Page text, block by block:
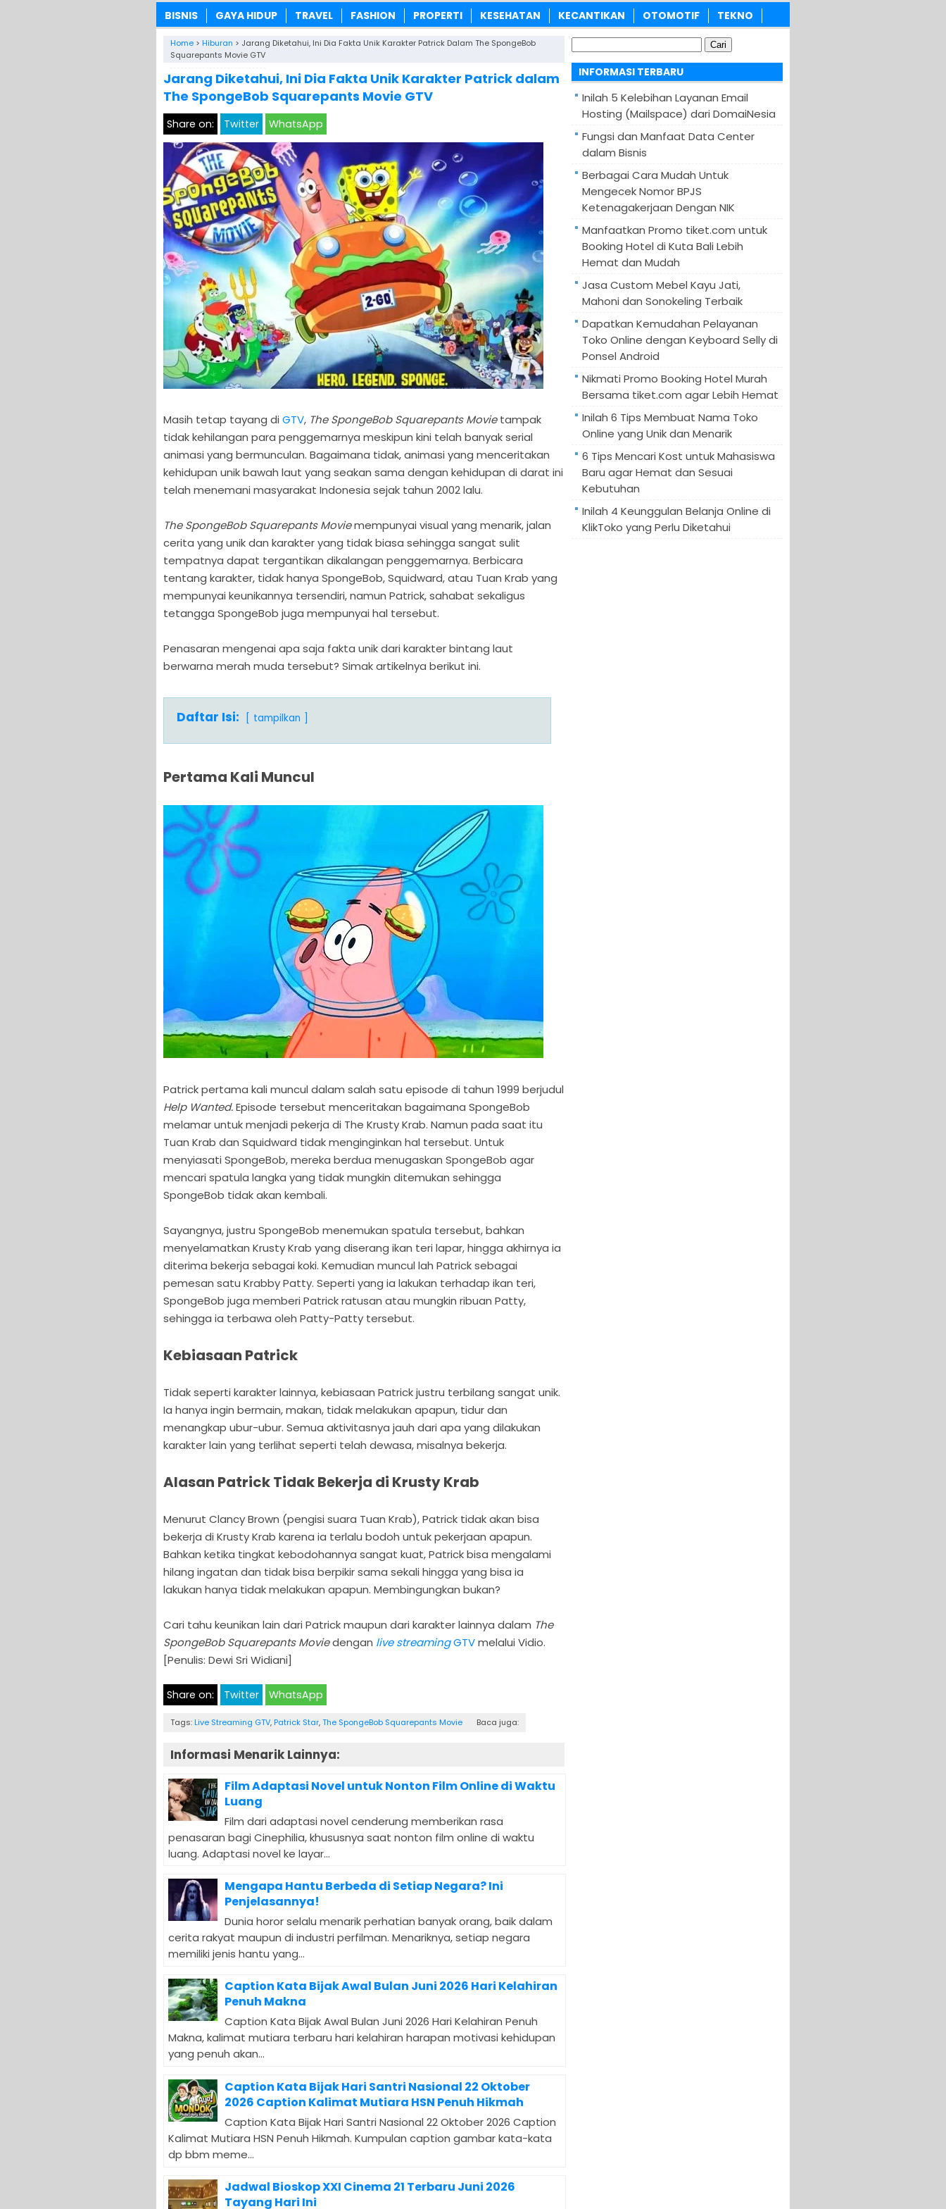
BISNIS GAYA HIDUP TRAVEL FASHION PROPERTI KESEHATAN KECANTIKAN OTOMOTIF TEKNO
Home > Hiburan > Jarang Diketahui, Ini Dia Fakta Unik Karakter Patrick Dalam The SpongeBob
Squarepants Movie GTV
Jarang Diketahui, Ini Dia Fakta Unik Karakter Patrick dalam
The SpongeBob Squarepants Movie GTV
Share on: Twitter WhatsApp
Masih tetap tayang di GTV, The SpongeBob Squarepants Movietampak
tidak kehilangan para penggemarnya meskipun kini telah banyak serial
animasi yang bermunculan. Bagaimana tidak, animasi yang menceritakan
kehidupan unik bawah laut yang seakan sama dengan kehidupan di darat ini
telah menemani masyarakat Indonesia sejak tahun 2002 lalu.
The SpongeBob Squarepants Moviemempunyai visual yang menarik, jalan
cerita yang unik dan karakter yang tidak biasa sehingga sangat sulit
tempatnya dapat tergantikan dikalangan penggemarnya. Berbicara
tentang karakter, tidak hanya SpongeBob, Squidward, atau Tuan Krab yang
mempunyai keunikannya tersendiri, namun Patrick, sahabat sekaligus
tetangga SpongeBob juga mempunyai hal tersebut.
Penasaran mengenai apa saja fakta unik dari karakter bintang laut
berwarna merah muda tersebut? Simak artikelnya berikut ini.
Daftar Isi: tampilkan
Pertama Kali Muncul
Patrick pertama kali muncul dalam salah satu episode di tahun 1999 berjudul
Help Wanted.Episode tersebut menceritakan bagaimana SpongeBob
melamar untuk menjadi pekerja di The Krusty Krab. Namun pada saat itu
Tuan Krab dan Squidward tidak menginginkan hal tersebut. Untuk
menyiasati SpongeBob, mereka berdua menugaskan SpongeBob agar
mencari spatula langka yang tidak mungkin ditemukan sehingga
SpongeBob tidak akan kembali.
Sayangnya, justru SpongeBob menemukan spatula tersebut, bahkan
menyelamatkan Krusty Krab yang diserang ikan teri lapar, hingga akhirnya ia
diterima bekerja sebagai koki. Kemudian muncul lah Patrick sebagai
pemesan satu Krabby Patty. Seperti yang ia lakukan terhadap ikan teri,
SpongeBob juga memberi Patrick ratusan atau mungkin ribuan Patty,
sehingga ia terbawa oleh Patty-Patty tersebut.
Kebiasaan Patrick
Tidak seperti karakter lainnya, kebiasaan Patrick justru terbilang sangat unik.
Ia hanya ingin bermain, makan, tidak melakukan apapun, tidur dan
menangkap ubur-ubur. Semua aktivitasnya jauh dari apa yang dilakukan
karakter lain yang terlihat seperti telah dewasa, misalnya bekerja.
Alasan Patrick Tidak Bekerja di Krusty Krab
Menurut Clancy Brown (pengisi suara Tuan Krab), Patrick tidak akan bisa
bekerja di Krusty Krab karena ia terlalu bodoh untuk pekerjaan apapun.
Bahkan ketika tingkat kebodohannya sangat kuat, Patrick bisa mengalami
hilang ingatan dan tidak bisa berpikir sama sekali hingga yang bisa ia
lakukan hanya tidak melakukan apapun. Membingungkan bukan?
Cari tahu keunikan lain dari Patrick maupun dari karakter lainnya dalam The
SpongeBob Squarepants Moviedengan live streamingGTVmelalui Vidio.
[Penulis: Dewi Sri Widiani]
Share on: Twitter WhatsApp
Tags: Live Streaming GTV, Patrick Star,The SpongeBob Squarepants Movie Baca juga:
Informasi Menarik Lainnya:
Film Adaptasi Novel untuk Nonton Film Online di Waktu
Luang
Film dari adaptasi novel cenderung memberikan rasa
penasaran bagi Cinephilia, khususnya saat nonton film online di waktu
luang. Adaptasi novel ke layar...
Mengapa Hantu Berbeda di Setiap Negara? Ini
Penjelasannya!
Dunia horor selalu menarik perhatian banyak orang, baik dalam
cerita rakyat maupun di industri perfilman. Menariknya, setiap negara
memiliki jenis hantu yang...
Caption Kata Bijak Awal Bulan Juni 2026 Hari Kelahiran
Penuh Makna
Caption Kata Bijak Awal Bulan Juni 2026 Hari Kelahiran Penuh
Makna, kalimat mutiara terbaru hari kelahiran harapan motivasi kehidupan
yang penuh akan...
Caption Kata Bijak Hari Santri Nasional 22 Oktober
2026 Caption Kalimat Mutiara HSN Penuh Hikmah
Caption Kata Bijak Hari Santri Nasional 22 Oktober 2026 Caption
Kalimat Mutiara HSN Penuh Hikmah. Kumpulan caption gambar kata-kata
dp bbm meme...
Jadwal Bioskop XXI Cinema 21 Terbaru Juni 2026
Tayang Hari Ini
untuk:
INFORMASI TERBARU
Inilah 5 Kelebihan Layanan Email
Hosting (Mailspace) dari DomaiNesia
Fungsi dan Manfaat Data Center
dalam Bisnis
Berbagai Cara Mudah Untuk
Mengecek Nomor BPJS
Ketenagakerjaan Dengan NIK
Manfaatkan Promo tiket.com untuk
Booking Hotel di Kuta Bali Lebih
Hemat dan Mudah
Jasa Custom Mebel Kayu Jati,
Mahoni dan Sonokeling Terbaik
Dapatkan Kemudahan Pelayanan
Toko Online dengan Keyboard Selly di
Ponsel Android
Nikmati Promo Booking Hotel Murah
Bersama tiket.com agar Lebih Hemat
Inilah 6 Tips Membuat Nama Toko
Online yang Unik dan Menarik
6 Tips Mencari Kost untuk Mahasiswa
Baru agar Hemat dan Sesuai
Kebutuhan
Inilah 4 Keunggulan Belanja Online di
KlikToko yang Perlu Diketahui